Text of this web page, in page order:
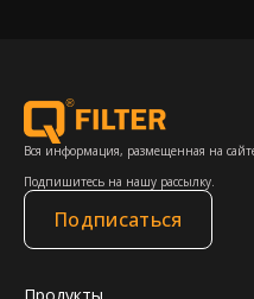
Вся информация, размещенная на
Подпишитесь на нашу рассылку.
Подписаться